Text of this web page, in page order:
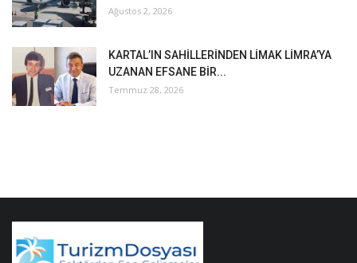
Ağustos 2, 2026
KARTAL’IN SAHİLLERİNDEN LİMAK LİMRA’YA
UZANAN EFSANE BİR...
Temmuz 28, 2026